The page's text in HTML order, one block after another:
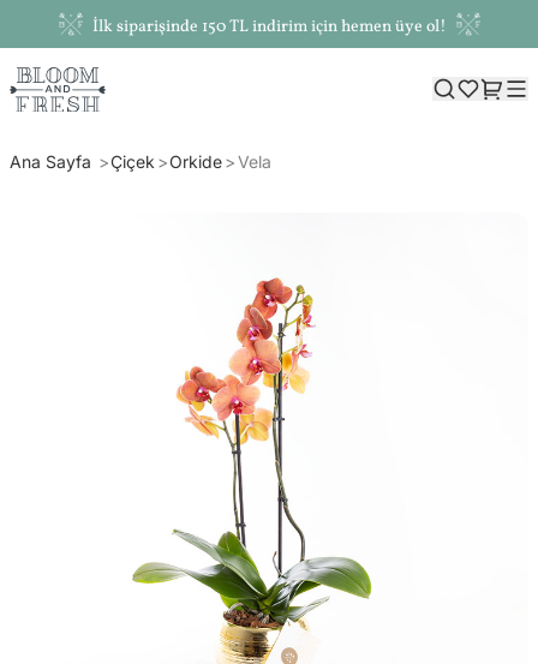
İlk siparişinde 150 TL indirim için hemen üye ol!
Ana Sayfa Çiçek Orkide Vela